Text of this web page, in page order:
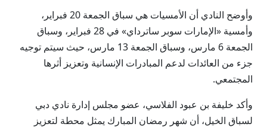
وأوضح النادي أن الأمسيات هي سباق الجمعة 20 فبراير،
وأمسية «الإمارات سوبر ساترداي» في 28 فبراير، وسباق
الجمعة 6 مارس، وسباق الجمعة 13 مارس، حيث سيتم توجيه
جزء من العائدات لدعم المبادرات الإنسانية وتعزيز أثرها
المجتمعي.
وأكد خليفة بن عبود الفلاسي، عضو مجلس إدارة نادي دبي
لسباق الخيل، أن شهر رمضان المبارك يمثل محطة لتعزيز